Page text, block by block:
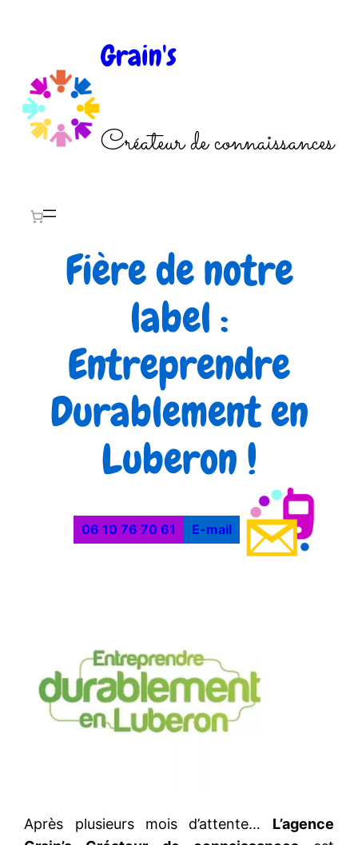
Grain's
Créateur de connaissances
Fière de notre
label :
Entreprendre
Durablement en
Luberon !
06 10 76 70 61 E-mail
Après plusieurs mois d’attente… L’agence